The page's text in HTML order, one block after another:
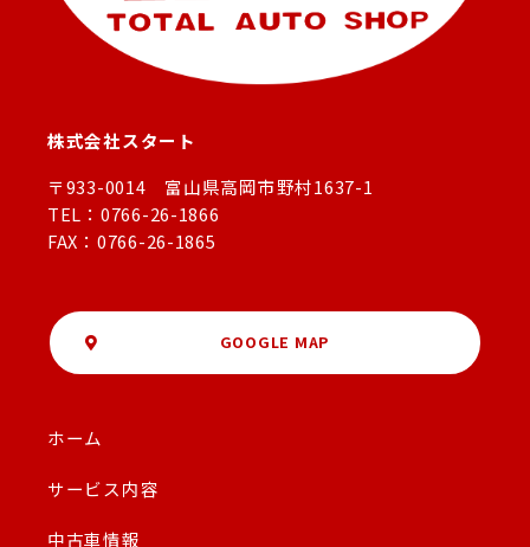
株式会社スタート
〒933-0014 富山県高岡市野村1637-1
TEL：0766-26-1866
FAX：0766-26-1865
GOOGLE MAP
ホーム
サービス内容
中古車情報